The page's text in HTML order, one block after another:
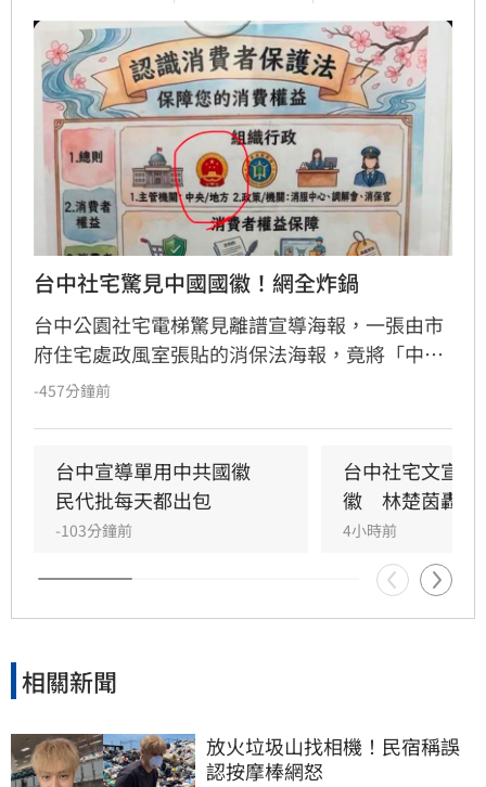
台中社宅驚見中國國徽！網全炸鍋
台中公園社宅電梯驚見離譜宣導海報，一張由市
府住宅處政風室張貼的消保法海報，竟將「中央
機關」圖示誤植為中國國徽，五星圖樣引發民眾
程處6日緊急滅火，坦承是內部人員使用AI製圖卻
未落實校稿釀禍，已將爭議海報全面下架並致
歉，承諾未來將嚴格審核宣導品內容，杜絕類似
-457分鐘前
台中宣導單用中共國徽
民代批每天都出包
-103分鐘前
台中社宅文宣
徽　林楚茵轟這
4小時前
相關新聞
放火垃圾山找相機！民宿稱誤
認按摩棒網怒